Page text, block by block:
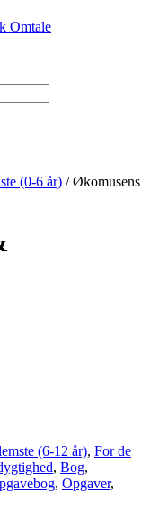
Omtale
(0-6 år) / Økomusens
(6-12 år), For de
, Bog,
, Opgaver,